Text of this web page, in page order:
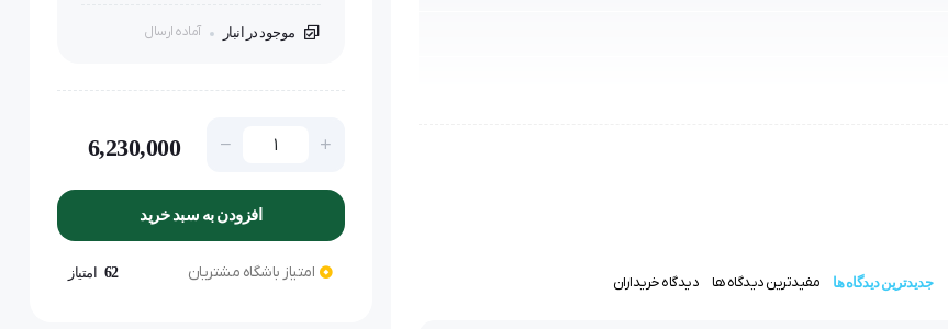
جدیدترین دیدگاه ها مفیدترین دیدگاه ها دیدگاه خریداران
موجود در انبار آماده ارسال
6,230,000
افزودن به سبد خرید
امتیاز باشگاه مشتریان 62 امتیاز